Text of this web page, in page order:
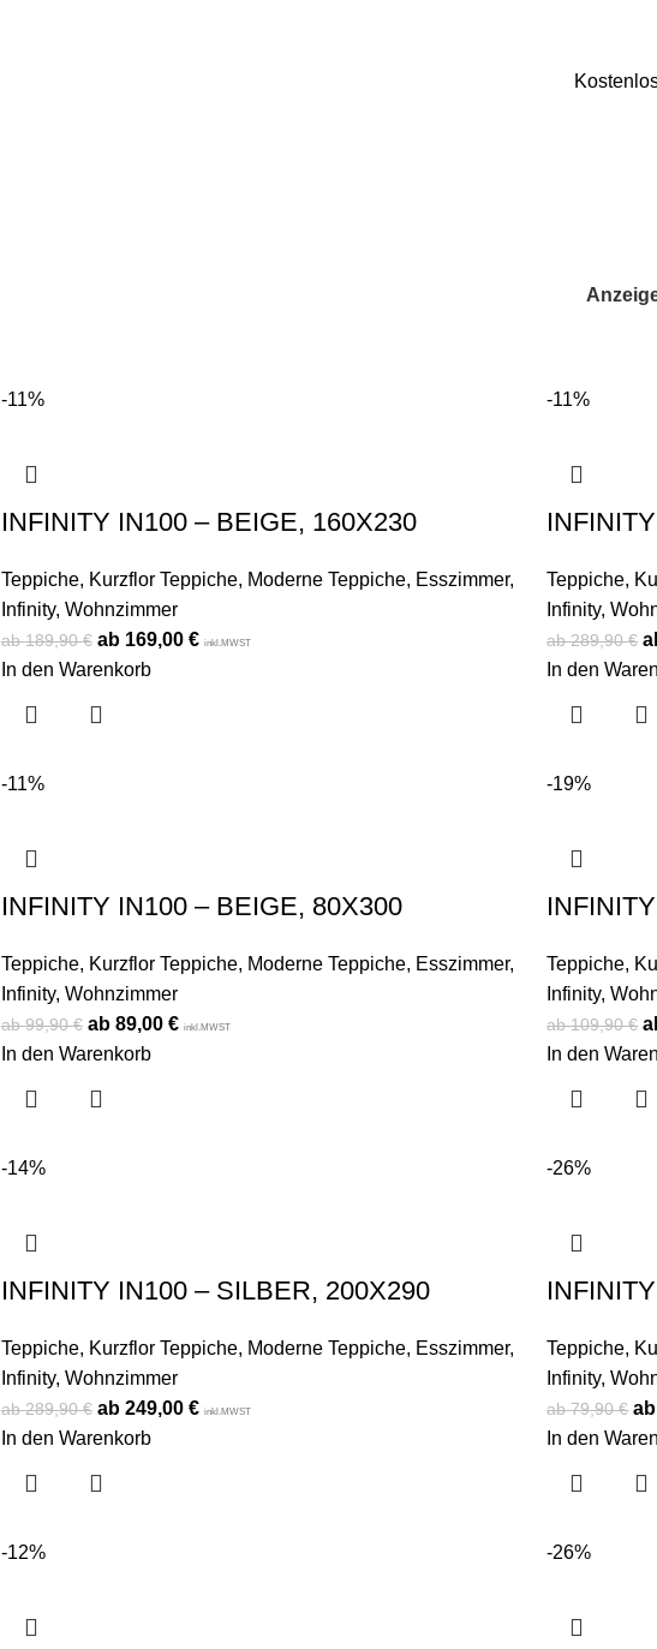
-11%
INFINITY IN100 – BEIGE, 160X230
Teppiche, Kurzflor Teppiche, Moderne Teppiche, Esszimmer,
Infinity, Wohnzimmer
189,90€ 169,00 € inkl.MWST
In den Warenkorb
-11%
Teppiche,
Infinity,
289,90€
In den
-11%
INFINITY IN100 – BEIGE, 80X300
Teppiche, Kurzflor Teppiche, Moderne Teppiche, Esszimmer,
Infinity, Wohnzimmer
99,90€ 89,00 € inkl.MWST
In den Warenkorb
-19%
Teppiche,
Infinity,
109,90€
In den
-14%
INFINITY IN100 – SILBER, 200X290
Teppiche, Kurzflor Teppiche, Moderne Teppiche, Esszimmer,
Infinity, Wohnzimmer
289,90€ 249,00 € inkl.MWST
In den Warenkorb
-26%
Teppiche,
Infinity,
79,90€
In den
-12% -26%